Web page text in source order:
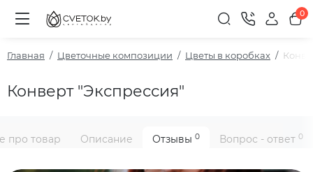
0
Главная Цветочные композиции Цветы в коробках
Конверт "Экспрессия"
про товар Описание Отзывы 0 Вопрос - ответ 0